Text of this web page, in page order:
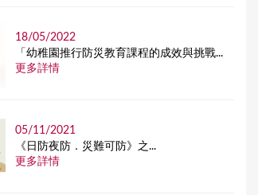
18/05/2022
「幼稚園推行防災教育課程的成效與挑戰...
更多詳情
05/11/2021
《日防夜防．災難可防》之...
更多詳情